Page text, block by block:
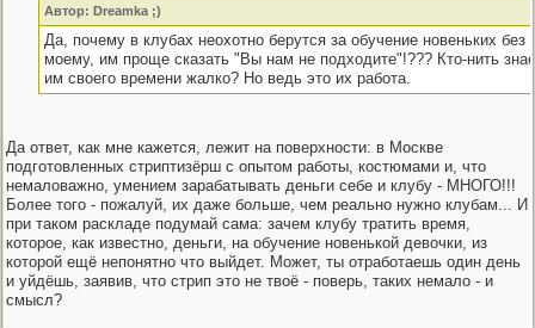
Автор: Dreamka ;)
Да, почему в клубах неохотно берутся за обучение новеньких без
моему, им проще сказать "Вы нам не подходите"!??? Кто-нить
им своего времени жалко? Но ведь это их работа.
Да ответ, как мне кажется, лежит на поверхности: в Москве
подготовленных стриптизёрш с опытом работы, костюмами и, что
немаловажно, умением зарабатывать деньги себе и клубу - МНОГО!!!
Более того - пожалуй, их даже больше, чем реально нужно клубам... И
при таком раскладе подумай сама: зачем клубу тратить время,
которое, как известно, деньги, на обучение новенькой девочки, из
которой ещё непонятно что выйдет. Может, ты отработаешь один день
и уйдёшь, заявив, что стрип это не твоё - поверь, таких немало - и
смысл?